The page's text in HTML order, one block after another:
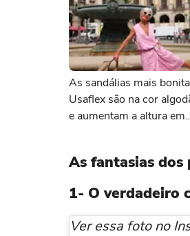
As sandálias mais
Usaflex são na cor
e aumentam a altura em
As fantasias dos
1- O verdadeiro
Ver essa foto no